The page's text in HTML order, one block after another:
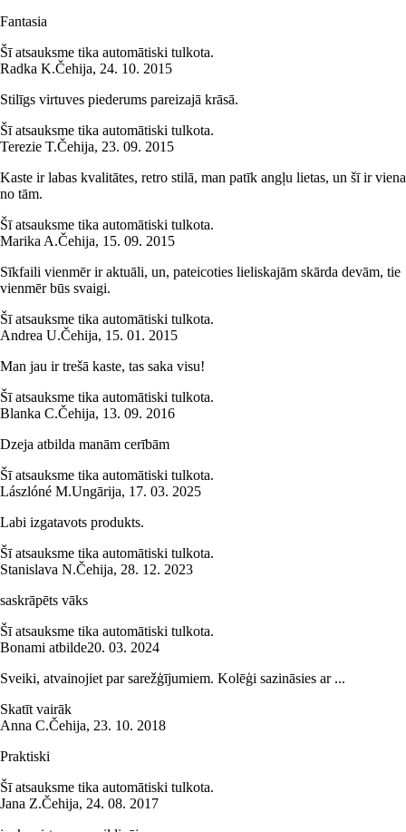
Fantasia
Šī atsauksme tika automātiski tulkota.
Radka K.Čehija, 24. 10. 2015
Stilīgs virtuves piederums pareizajā krāsā.
Šī atsauksme tika automātiski tulkota.
Terezie T.Čehija, 23. 09. 2015
Kaste ir labas kvalitātes, retro stilā, man patīk angļu lietas, un šī ir viena
no tām.
Šī atsauksme tika automātiski tulkota.
Marika A.Čehija, 15. 09. 2015
Sīkfaili vienmēr ir aktuāli, un, pateicoties lieliskajām skārda devām, tie
vienmēr būs svaigi.
Šī atsauksme tika automātiski tulkota.
Andrea U.Čehija, 15. 01. 2015
Man jau ir trešā kaste, tas saka visu!
Šī atsauksme tika automātiski tulkota.
Blanka C.Čehija, 13. 09. 2016
Dzeja atbilda manām cerībām
Šī atsauksme tika automātiski tulkota.
Lászlóné M.Ungārija, 17. 03. 2025
Labi izgatavots produkts.
Šī atsauksme tika automātiski tulkota.
Stanislava N.Čehija, 28. 12. 2023
saskrāpēts vāks
Šī atsauksme tika automātiski tulkota.
Bonami atbilde20. 03. 2024
Sveiki, atvainojiet par sarežģījumiem. Kolēģi sazināsies ar ...
Skatīt vairāk
Anna C.Čehija, 23. 10. 2018
Praktiski
Šī atsauksme tika automātiski tulkota.
Jana Z.Čehija, 24. 08. 2017